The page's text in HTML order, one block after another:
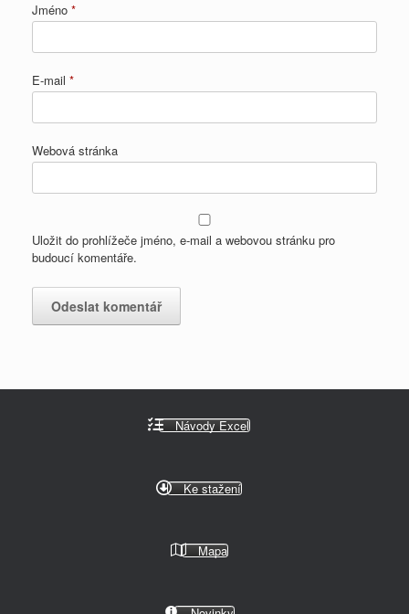
Jméno *
E-mail *
Webová stránka
Uložit do prohlížeče jméno, e-mail a webovou stránku pro
budoucí komentáře.
Návody Excel
Ke stažení
Mapa